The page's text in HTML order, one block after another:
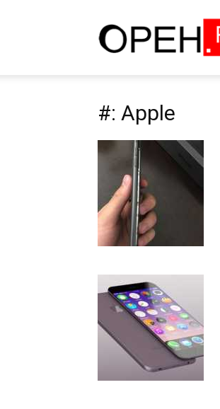
#: Apple